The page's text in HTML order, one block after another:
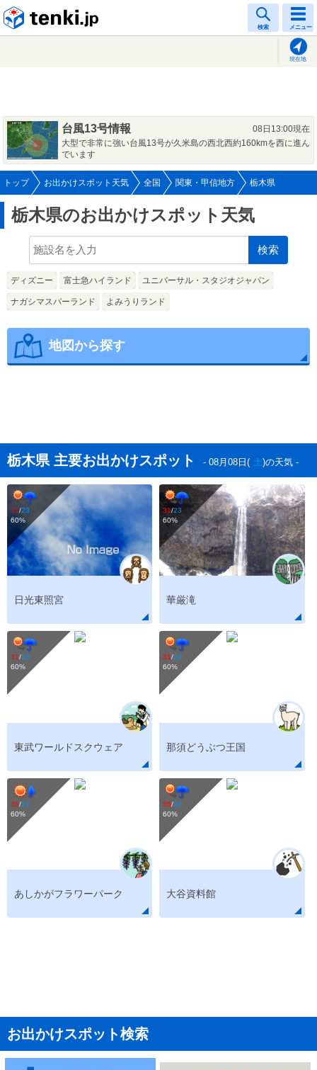
検索 メニュー
現在地
台風13号情報
08日13:00現在
大型で非常に強い台風13号が久米島の西北西約160kmを西に進ん
でいます
トップ お出かけスポット天気 全国 関東・甲信地方 栃木県
栃木県のお出かけスポット天気
検索
ディズニー 富士急ハイランド ユニバーサル・スタジオジャパン
ナガシマスパーランド よみうりランド
地図から探す
栃木県 主要お出かけスポット - 08月08日( 土 )の天気 -
日光東照宮
31/23
60%
華厳滝
31/23
60%
東武ワールドスクウェア
31/23
60%
那須どうぶつ王国
31/24
60%
あしかがフラワーパーク
36/27
60%
大谷資料館
35/26
60%
お出かけスポット検索